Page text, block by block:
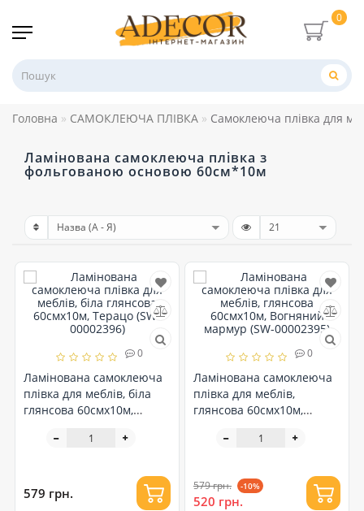
0
Головна САМОКЛЕЮЧА ПЛІВКА Самоклеюча плівка для
Ламінована самоклеюча плівка з
фольгованою основою 60см*10м
0
Ламінована самоклеюча
плівка для меблів, біла
глянсова 60смх10м,
579 грн.
0
Ламінована самоклеюча
плівка для меблів,
глянсова 60смх10м,
00002395)
579 грн. -10%
520 грн.